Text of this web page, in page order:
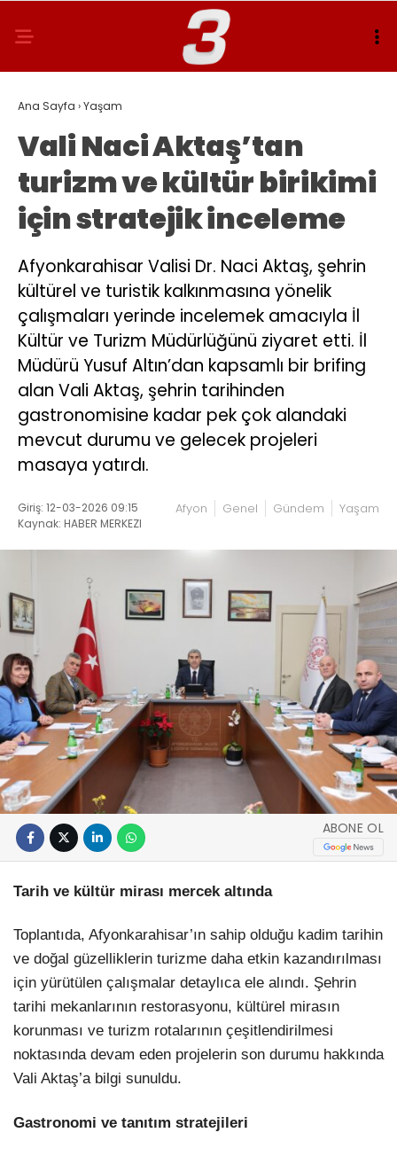
Ana Sayfa ›Yaşam
Vali Naci Aktaş’tan
turizm ve kültür birikimi
için stratejik inceleme
Afyonkarahisar Valisi Dr. Naci Aktaş, şehrin
kültürel ve turistik kalkınmasına yönelik
çalışmaları yerinde incelemek amacıyla İl
Kültür ve Turizm Müdürlüğünü ziyaret etti. İl
Müdürü Yusuf Altın’dan kapsamlı bir brifing
alan Vali Aktaş, şehrin tarihinden
gastronomisine kadar pek çok alandaki
mevcut durumu ve gelecek projeleri
masaya yatırdı.
Giriş: 12-03-2026 09:15
Kaynak: HABER MERKEZI
Afyon Genel Gündem Yaşam
ABONE OL
Tarih ve kültür mirası mercek altında
Toplantıda, Afyonkarahisar’ın sahip olduğu kadim tarihin
ve doğal güzelliklerin turizme daha etkin kazandırılması
için yürütülen çalışmalar detaylıca ele alındı. Şehrin
tarihi mekanlarının restorasyonu, kültürel mirasın
korunması ve turizm rotalarının çeşitlendirilmesi
noktasında devam eden projelerin son durumu hakkında
Vali Aktaş’a bilgi sunuldu.
Gastronomi ve tanıtım stratejileri